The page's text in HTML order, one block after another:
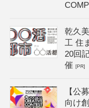
乾久
工 住
20回
催[PR]
【公
向け